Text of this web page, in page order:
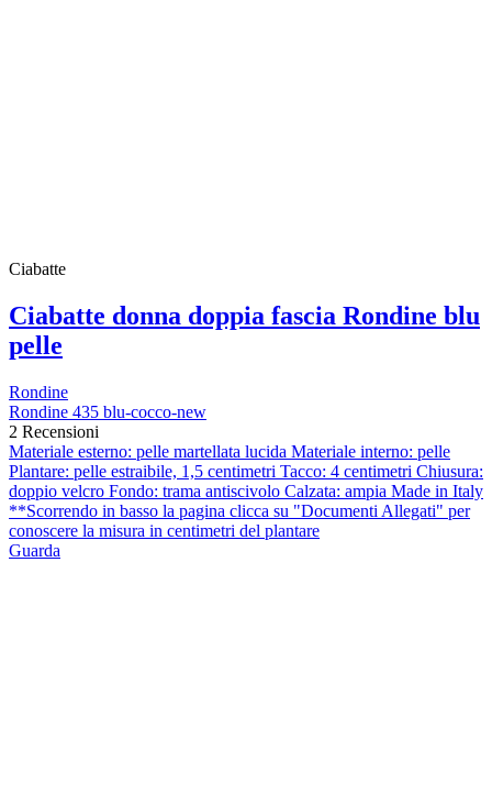
Ciabatte
Ciabatte donna doppia fascia Rondine blu
pelle
Rondine
Rondine 435 blu-cocco-new
2 Recensioni
Materiale esterno: pelle martellata lucida Materiale interno: pelle
Plantare: pelle estraibile, 1,5 centimetri Tacco: 4 centimetri Chiusura:
doppio velcro Fondo: trama antiscivolo Calzata: ampia Made in Italy
**Scorrendo in basso la pagina clicca su "Documenti Allegati" per
conoscere la misura in centimetri del plantare
Guarda